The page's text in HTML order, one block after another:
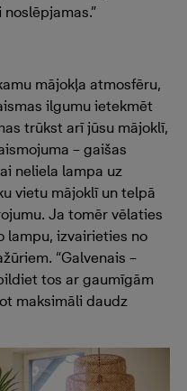
mājokļa atmosfēru,
ilgumu ietekmēt
trūkst arī jūsu mājoklī,
– gaišas
neliela lampa uz
vietu mājoklī un telpā
Ja tomēr vēlaties
lampu, izvairieties no
“Galvenais –
tos ar gaumīgām
maksimāli daudz